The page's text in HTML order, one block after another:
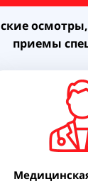
приемы